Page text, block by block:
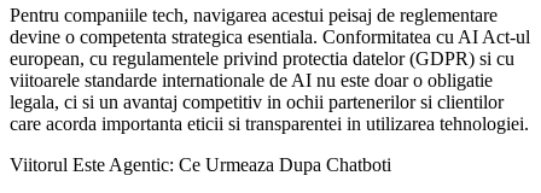
Pentru companiile tech, navigarea acestui peisaj de reglementare
devine o competenta strategica esentiala. Conformitatea cu AI Act-ul
european, cu regulamentele privind protectia datelor (GDPR) si cu
viitoarele standarde internationale de AI nu este doar o obligatie
legala, ci si un avantaj competitiv in ochii partenerilor si clientilor
care acorda importanta eticii si transparentei in utilizarea tehnologiei.
Viitorul Este Agentic: Ce Urmeaza Dupa Chatboti